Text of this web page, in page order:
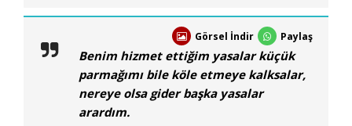
Görsel İndir Paylaş
Benim hizmet ettiğim yasalar küçük
parmağımı bile köle etmeye kalksalar,
nereye olsa gider başka yasalar
arardım.